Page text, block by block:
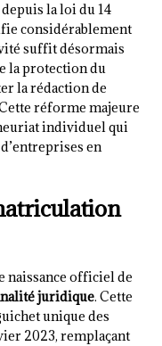
la loi du 14
considérablement
suffit désormais
la protection du
la rédaction de
réforme majeure
individuel qui
en
naissance officiel de
juridique. Cette
unique des
2023, remplaçant